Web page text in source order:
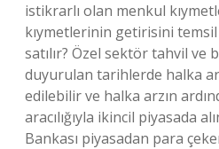
istikrarlı olan menkul
kıymetlerinin getirisini temsil
satılır? Özel sektör tahvil ve
duyurulan tarihlerde halka
edilebilir ve halka arzın
aracılığıyla ikincil piyasada
Bankası piyasadan para